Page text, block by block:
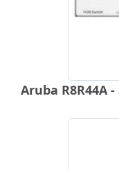
Aruba R8R44A